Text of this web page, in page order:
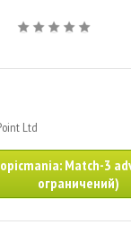
Ltd
Match-3
ограничений)